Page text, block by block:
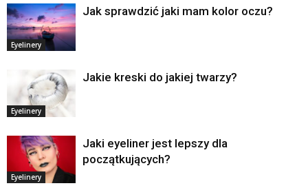
Eyelinery
Jak sprawdzić jaki mam kolor oczu?
Eyelinery
Jakie kreski do jakiej twarzy?
Eyelinery
Jaki eyeliner jest lepszy dla
początkujących?